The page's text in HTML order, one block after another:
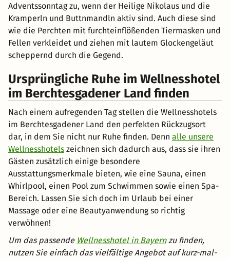
Adventssonntag zu, wenn der Heilige Nikolaus und die
Kramperln und Buttnmandln aktiv sind. Auch diese sind
wie die Perchten mit furchteinflößenden Tiermasken und
Fellen verkleidet und ziehen mit lautem Glockengeläut
scheppernd durch die Gegend.
Ursprüngliche Ruhe im Wellnesshotel
im Berchtesgadener Land finden
Nach einem aufregenden Tag stellen die Wellnesshotels
im Berchtesgadener Land den perfekten Rückzugsort
dar, in dem Sie nicht nur Ruhe finden. Denn alle unsere
Wellnesshotels zeichnen sich dadurch aus, dass sie ihren
Gästen zusätzlich einige besondere
Ausstattungsmerkmale bieten, wie eine Sauna, einen
Whirlpool, einen Pool zum Schwimmen sowie einen Spa-
Bereich. Lassen Sie sich doch im Urlaub bei einer
Massage oder eine Beautyanwendung so richtig
verwöhnen!
Um das passende Wellnesshotel in Bayernzu finden,
nutzen Sie einfach das vielfältige Angebot auf kurz-mal-